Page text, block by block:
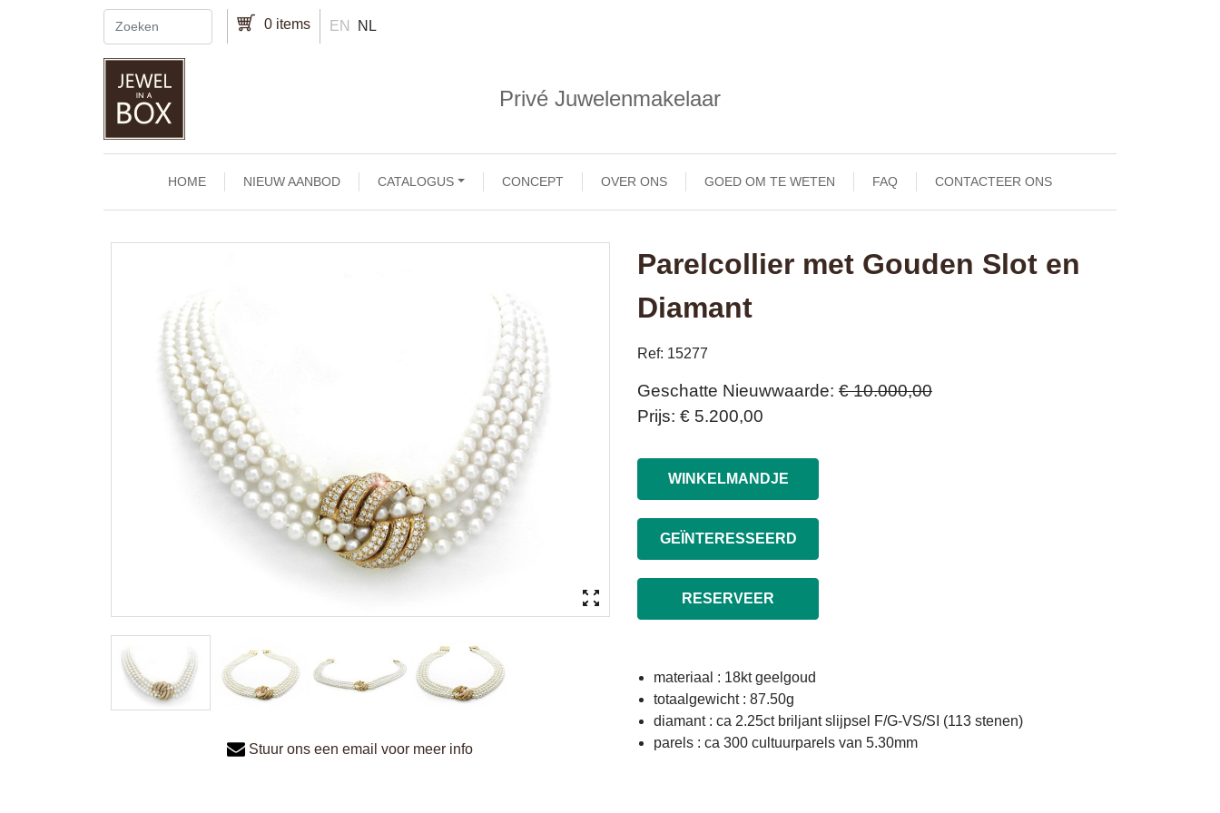
Overslaan en naar de inhoud gaan 0 items EN NL
Privé Juwelenmakelaar
Main navigation
HOME NIEUW AANBOD CATALOGUS CONCEPT OVER ONS GOED OM TE WETEN FAQ CONTACTEER ONS
Stuur ons een email voor meer info
Parelcollier met Gouden Slot en
Diamant
Ref: 15277
Geschatte Nieuwwaarde € 10.000,00
Prijs € 5.200,00
WINKELMANDJE
GEÏNTERESSEERD
RESERVEER
materiaal : 18kt geelgoud
totaalgewicht : 87.50g
diamant : ca 2.25ct briljant slijpsel F/G-VS/SI (113 stenen)
parels : ca 300 cultuurparels van 5.30mm